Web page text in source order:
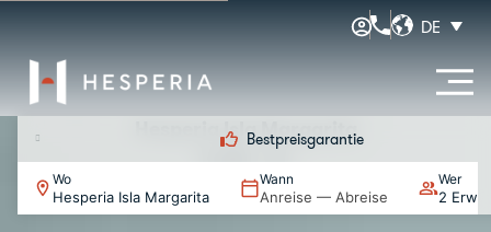
DE
Früher Check-in und später Check-out
Wo
Hesperia Isla Margarita
Wann
Anreise — Abreise
Wer
2
Hesperia Isla Margarita
MICE